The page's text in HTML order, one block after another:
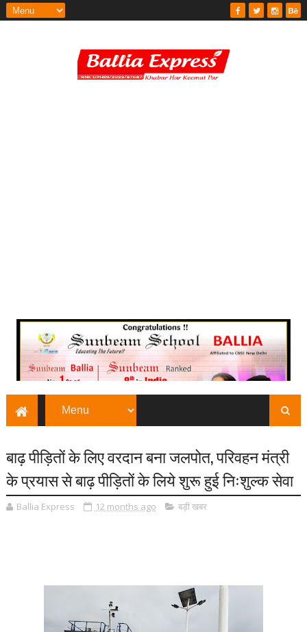
बाढ़ पीड़ितों के लिए वरदान बना जलपोत, परिवहन मंत्री
के प्रयास से बाढ़ पीड़ितों के लिये शुरू हुई निःशुल्क सेवा
Ballia Express 12 months ago बड़ी खबर